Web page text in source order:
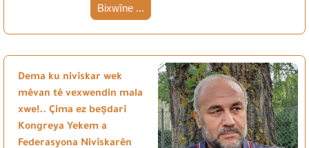
Bixwîne ...
Dema ku nivîskar wek
mêvan tê vexwendin mala
xwe!.. Çima ez beşdarî
Kongreya Yekem a
Federasyona Nivîskarên